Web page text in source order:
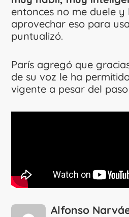
entonces no me duele y
aprovechar eso para
puntualizó.
París agregó que
de su voz le ha
vigente a pesar del
Alfonso